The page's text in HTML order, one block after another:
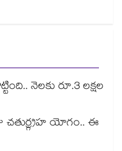
నెలకు రూ.3 లక్షల
చతుర్గ్రహ యోగం.. ఈ